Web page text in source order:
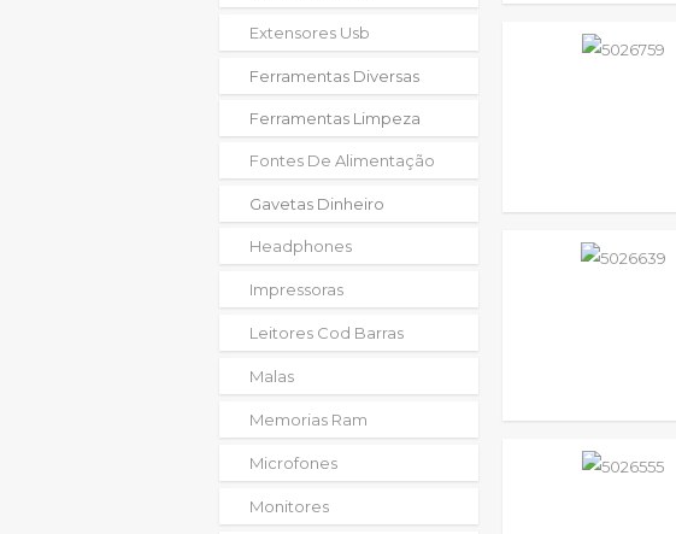
Extensores Usb
Ferramentas Diversas
Ferramentas Limpeza
Fontes De Alimentação
Gavetas Dinheiro
Headphones
Impressoras
Leitores Cod Barras
Malas
Memorias Ram
Microfones
Monitores